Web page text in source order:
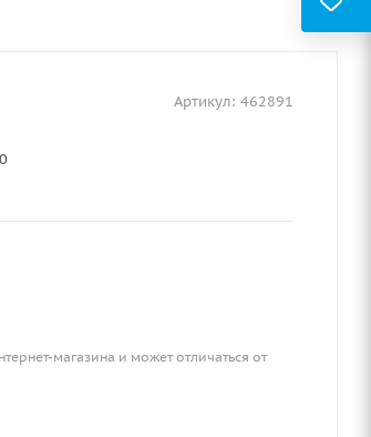
Артикул: 462891
магазина и может отличаться от